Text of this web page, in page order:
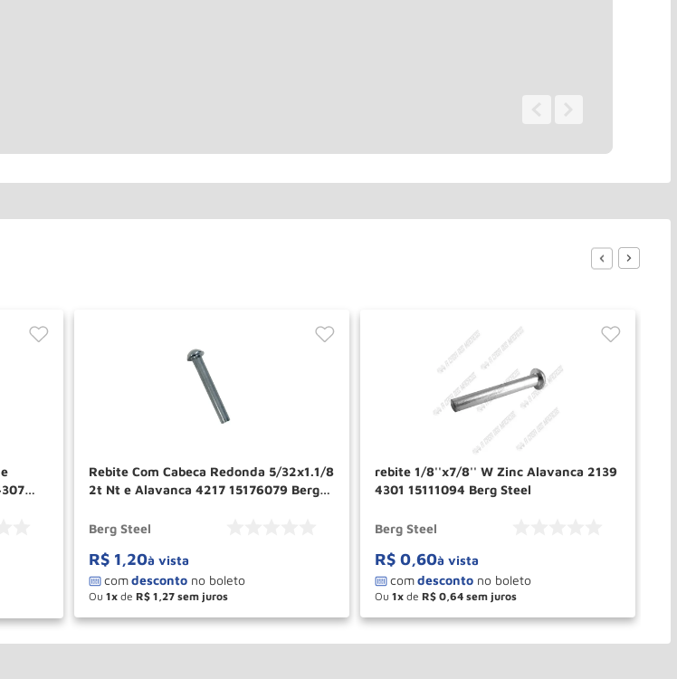
Rebite Com Cabeca Redonda 5/32x1.1/8
2t Nt e Alavanca 4217 15176079 Berg
Berg Steel
R$ 1,20à vista
Ou 1 de R$ 1,27
＋
－ COMPRAR
rebite 1/8''x7/8'' W Zinc Alavanca 2139
4301 15111094 Berg Steel
Berg Steel
R$ 0,60à vista
Ou 1 de R$ 0,64
＋
－ COMPRAR